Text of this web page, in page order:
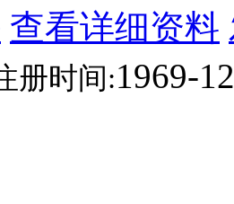
查看详细资料
册时间:1969-